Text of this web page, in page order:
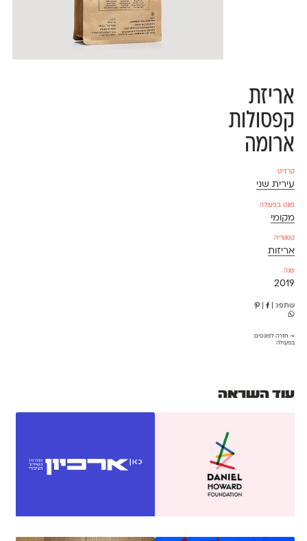
אריזת
קפסולות
ארומה
קרדיט
עירית שני
פונט בפעולה
מקומי
קטגוריה
אריזות
שנה
2019
שתפו: |
→ חזרה לפונטים
בפעולה
עוד השראה